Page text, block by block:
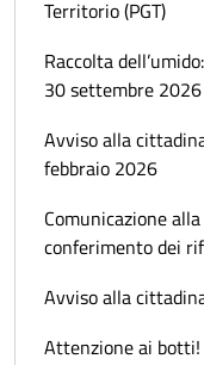
Territorio (PGT)
Raccolta
30 settembre 2026
Avviso alla
febbraio 2026
Comunicazione
conferimento dei
Avviso alla
Attenzione ai botti!